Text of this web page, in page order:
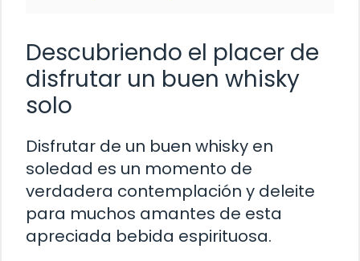
Descubriendo el placer de
disfrutar un buen whisky
solo
Disfrutar de un buen whisky en
soledad es un momento de
verdadera contemplación y deleite
para muchos amantes de esta
apreciada bebida espirituosa.